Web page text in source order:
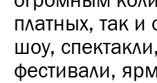
платных, так
шоу,
фестивали,